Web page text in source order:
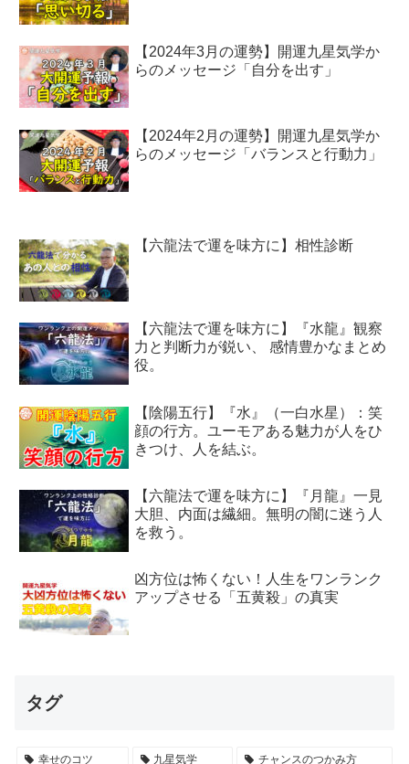
【2024年3月の運勢】開運九星気学か
らのメッセージ「自分を出す」
【2024年2月の運勢】開運九星気学か
らのメッセージ「バランスと行動力」
【六龍法で運を味方に】相性診断
【六龍法で運を味方に】『水龍』観察
力と判断力が鋭い、 感情豊かなまとめ
役。
【陰陽五行】『水』（一白水星）：笑
顔の行方。ユーモアある魅力が人をひ
きつけ、人を結ぶ。
【六龍法で運を味方に】『月龍』一見
大胆、内面は繊細。無明の闇に迷う人
を救う。
凶方位は怖くない！人生をワンランク
アップさせる「五黄殺」の真実
タグ
幸せのコツ 九星気学 チャンスのつかみ方